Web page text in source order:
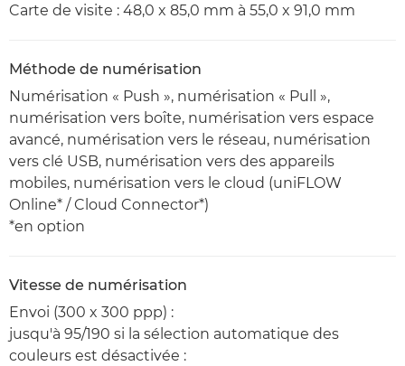
Carte de visite : 48,0 x 85,0 mm à 55,0 x 91,0 mm
Méthode de numérisation
Numérisation « Push », numérisation « Pull »,
numérisation vers boîte, numérisation vers espace
avancé, numérisation vers le réseau, numérisation
vers clé USB, numérisation vers des appareils
mobiles, numérisation vers le cloud (uniFLOW
Online* / Cloud Connector*)
*en option
Vitesse de numérisation
Envoi (300 x 300 ppp) :
jusqu'à 95/190 si la sélection automatique des
couleurs est désactivée :